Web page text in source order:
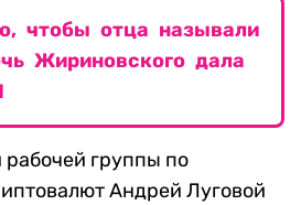
чтобы отца называли
Жириновского дала
группы по
Андрей Луговой